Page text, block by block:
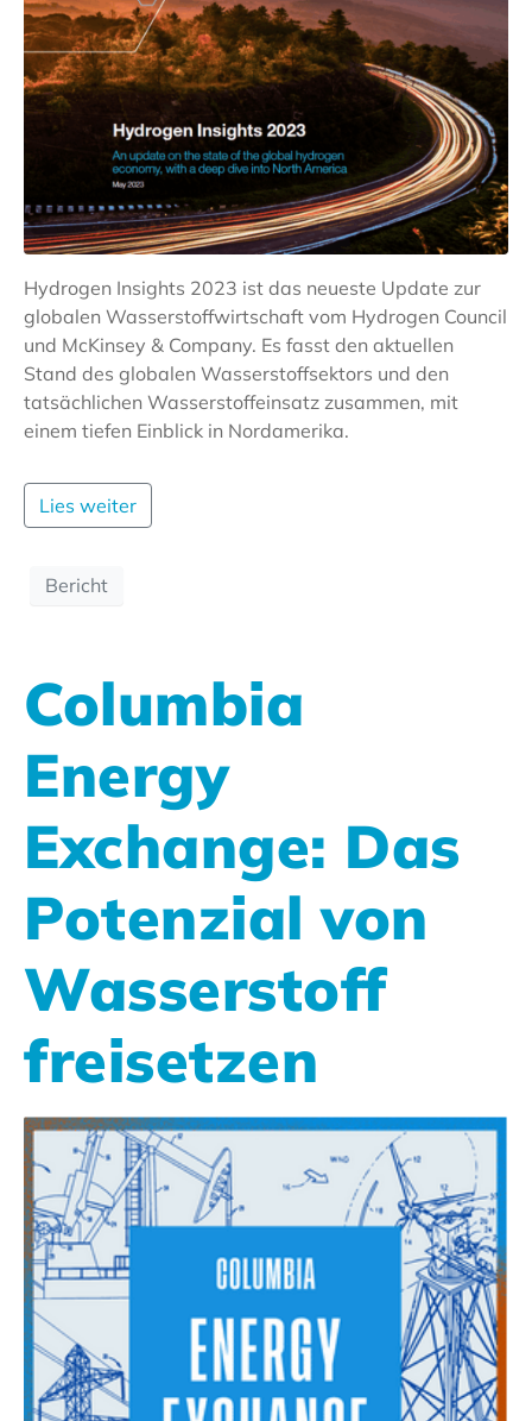
Hydrogen Insights 2023 ist das neueste Update zur
globalen Wasserstoffwirtschaft vom Hydrogen Council
und McKinsey & Company. Es fasst den aktuellen
Stand des globalen Wasserstoffsektors und den
tatsächlichen Wasserstoffeinsatz zusammen, mit
einem tiefen Einblick in Nordamerika.
Lies weiter
Bericht
Columbia
Energy
Exchange: Das
Potenzial von
Wasserstoff
freisetzen